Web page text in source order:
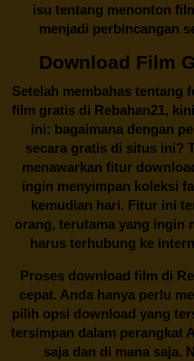
isu tentang menonton
menjadi perbincangan
Download Film
Setelah membahas tentang
film gratis di Rebahan21,
ini: bagaimana dengan
secara gratis di situs ini?
menawarkan fitur
ingin menyimpan koleksi
kemudian hari. Fitur ini
orang, terutama yang ingin
harus terhubung ke
Proses download film di
cepat. Anda hanya perlu
pilih opsi download yang
tersimpan dalam perangkat
saja dan di mana saja.